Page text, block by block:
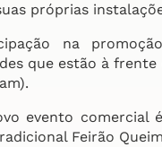
próprias
na
que estão à
evento comercial
Feirão